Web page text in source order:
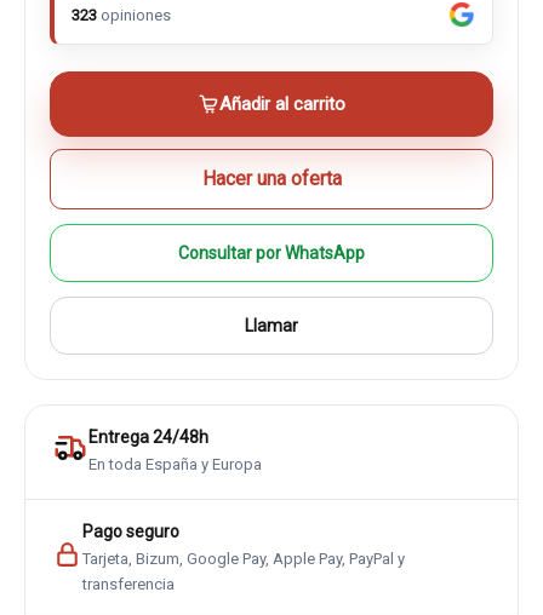
323 opiniones
Añadir al carrito
Hacer una oferta
Consultar por WhatsApp
Llamar
Entrega 24/48h
En toda España y Europa
Pago seguro
Tarjeta, Bizum, Google Pay, Apple Pay, PayPal y
transferencia